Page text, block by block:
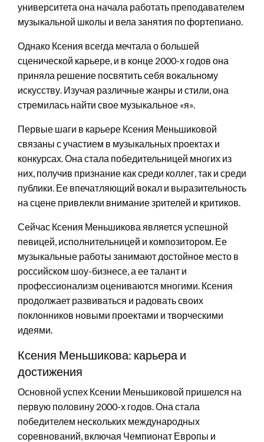
университета она начала работать преподавателем
музыкальной школы и вела занятия по фортепиано.
Однако Ксения всегда мечтала о большей
сценической карьере, и в конце 2000-х годов она
приняла решение посвятить себя вокальному
искусству. Изучая различные жанры и стили, она
стремилась найти свое музыкальное «я».
Первые шаги в карьере Ксения Меньшиковой
связаны с участием в музыкальных проектах и
конкурсах. Она стала победительницей многих из
них, получив признание как среди коллег, так и среди
публики. Ее впечатляющий вокал и выразительность
на сцене привлекли внимание зрителей и критиков.
Сейчас Ксения Меньшикова является успешной
певицей, исполнительницей и композитором. Ее
музыкальные работы занимают достойное место в
российском шоу-бизнесе, а ее талант и
профессионализм оцениваются многими. Ксения
продолжает развиваться и радовать своих
поклонников новыми проектами и творческими
идеями.
Ксения Меньшикова: карьера и
достижения
Основной успех Ксении Меньшиковой пришелся на
первую половину 2000-х годов. Она стала
победителем нескольких международных
соревнований, включая Чемпионат Европы и